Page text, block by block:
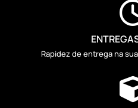
Rapidez de entrega na